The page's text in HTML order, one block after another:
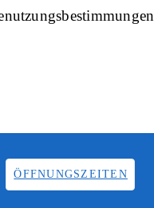
ÖFFNUNGSZEITEN